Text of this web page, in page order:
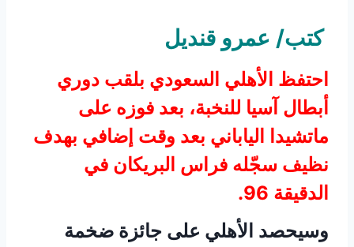
كتب/ عمرو قنديل
احتفظ الأهلي السعودي بلقب دوري
أبطال آسيا للنخبة، بعد فوزه على
ماتشيدا الياباني بعد وقت إضافي بهدف
نظيف سجّله فراس البريكان في
الدقيقة 96.
وسيحصد الأهلي على جائزة ضخمة